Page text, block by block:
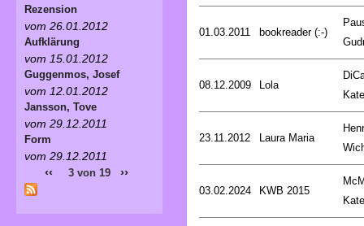
01.03.2011 bookreader (:-)
08.12.2009 Lola
Kate
23.11.2012 Laura Maria
03.02.2024 KWB 2015
Kate
Rezension
vom 26.01.2012
Aufklärung
vom 15.01.2012
Guggenmos, Josef
vom 12.01.2012
Jansson, Tove
vom 29.12.2011
Form
vom 29.12.2011
‹‹ 3 von 19 ››